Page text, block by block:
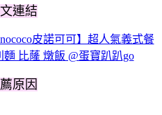
連結
皮諾可可】超人氣義式餐
比蕯 燉飯 @蛋寶趴趴go
原因